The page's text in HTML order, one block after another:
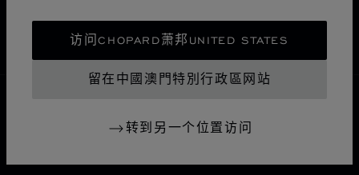
访问CHOPARD萧邦UNITED STATES
留在中國澳門特別行政區网站
转到另一个位置访问
退货和换货
中国香港特别行政区 CENTRAL